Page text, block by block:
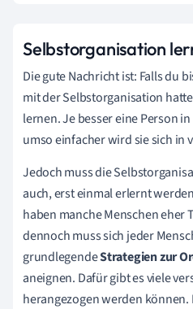
Selbstorganisation
Die gute Nachricht ist: Falls du
mit der Selbstorganisation
lernen. Je besser eine Person
umso einfacher wird sie sich in
Jedoch muss die
auch, erst einmal erlernt
haben manche Menschen eher
dennoch muss sich jeder
grundlegendeStrategien zur
aneignen. Dafür gibt es viele
herangezogen werden